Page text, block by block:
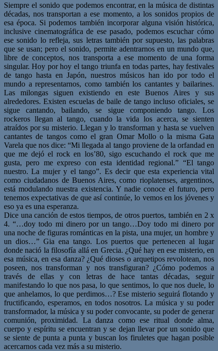
Siempre el sonido que podemos encontrar, en la música de distintas
décadas, nos transportan a ese momento, a los sonidos propios de
esa época. Si podemos también incorporar alguna visión histórica,
inclusive cinematográfica de ese pasado, podemos escuchar cómo
ese sonido lo refleja, sus letras también por supuesto, las palabras
que se usan; pero el sonido, permite adentrarnos en un mundo que,
libre de conceptos, nos transporta a ese momento de una forma
singular. Hoy por hoy el tango triunfa en todas partes, hay festivales
de tango hasta en Japón, nuestros músicos han ido por todo el
mundo a representarnos, como también los cantantes y bailarines.
Las milongas siguen existiendo en este Buenos Aires y sus
alrededores. Existen escuelas de baile de tango incluso oficiales, se
sigue cantando, bailando, se sigue componiendo tango. Los
rockeros llegan al tango, cuando la vida los acerca, se sienten
atraídos por su misterio. Llegan y lo transforman y hasta se vuelven
cantantes de tangos como el gran Omar Mollo o la misma Gata
Varela que nos dice: “Mi llegada al tango proviene de la orfandad en
que me dejó el rock en los’80, sigo escuchando el rock que me
gusta, pero me expreso con esta identidad regional.” “El tango
nuestro. La mujer y el tango”. Es decir que esta experiencia vital
como ciudadanos de Buenos Aires, como rioplatenses, argentinos,
está modulando nuestra existencia. Y nadie conoce el futuro, pero
tenemos expectativas de que así continúe, lo vemos en los jóvenes y
eso ya es una esperanza.
Dice una canción de estos tiempos, de otros puertos, también en 2 x
4. “…doy todo mi dinero por un tango…Doy todo mi dinero por
una noche de figuras románticas en la pista, una mujer, un hombre y
un dios…” Gia ena tango. Los puertos que pertenecen al lugar
donde nació la filosofía allá en Grecia. ¿Qué hay en ese misterio, en
esa música, en esa danza? ¿Qué dioses o arquetipos revolotean, nos
poseen, nos transforman y nos transfiguran? ¿Cómo podemos a
través de ellas y con letras de hace tantas décadas, seguir
manifestando lo que nos pasa, lo que sentimos, lo que nos duele, lo
que anhelamos, lo que perdimos…? Ese misterio seguirá flotando y
fructificando, esperamos, en todos nosotros. La música y su poder
transformador, la música y su poder convocante, su poder de generar
comunión, proximidad. La danza como ese ritual donde alma,
cuerpo y espíritu se encuentran y se dejan llevar por un sonido que
se siente de punta a punta y buscan los firuletes que hagan posible
acercarnos cada vez más a su misterio.